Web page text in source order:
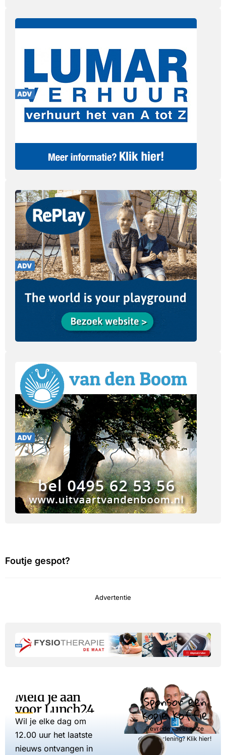
Foutje gespot?
Advertentie
Meld je aan
voor Lunch24
Wil je elke dag om
12.00 uur het laatste
nieuws ontvangen in
Sponsor een
kopje koffie
Tevreden over onze
dienstverlening? Klik hier!